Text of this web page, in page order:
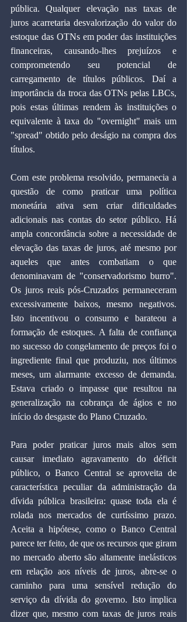
pública. Qualquer elevação nas taxas de
juros acarretaria desvalorização do valor do
estoque das OTNs em poder das instituições
financeiras, causando-lhes prejuízos e
comprometendo seu potencial de
carregamento de títulos públicos. Daí a
importância da troca das OTNs pelas LBCs,
pois estas últimas rendem às instituições o
equivalente à taxa do "overnight" mais um
"spread" obtido pelo deságio na compra dos
títulos.
Com este problema resolvido, permanecia a
questão de como praticar uma política
monetária ativa sem criar dificuldades
adicionais nas contas do setor público. Há
ampla concordância sobre a necessidade de
elevação das taxas de juros, até mesmo por
aqueles que antes combatiam o que
denominavam de "conservadorismo burro".
Os juros reais pós-Cruzados permaneceram
excessivamente baixos, mesmo negativos.
Isto incentivou o consumo e barateou a
formação de estoques. A falta de confiança
no sucesso do congelamento de preços foi o
ingrediente final que produziu, nos últimos
meses, um alarmante excesso de demanda.
Estava criado o impasse que resultou na
generalização na cobrança de ágios e no
início do desgaste do Plano Cruzado.
Para poder praticar juros mais altos sem
causar imediato agravamento do déficit
público, o Banco Central se aproveita de
característica peculiar da administração da
dívida pública brasileira: quase toda ela é
rolada nos mercados de curtíssimo prazo.
Aceita a hipótese, como o Banco Central
parece ter feito, de que os recursos que giram
no mercado aberto são altamente inelásticos
em relação aos níveis de juros, abre-se o
caminho para uma sensível redução do
serviço da dívida do governo. Isto implica
dizer que, mesmo com taxas de juros reais